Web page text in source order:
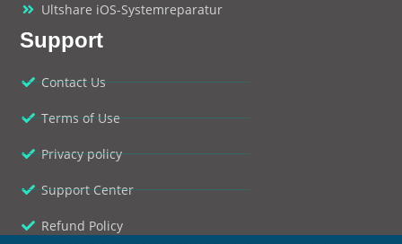
Ultshare iOS-Systemreparatur
Support
Contact Us
Terms of Use
Privacy policy
Support Center
Refund Policy